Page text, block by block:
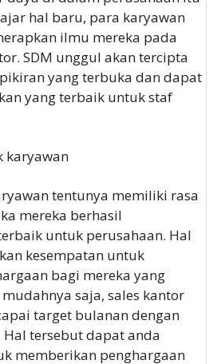
hal baru, para karyawan
ilmu mereka pada
SDM unggul akan tercipta
yang terbuka dan dapat
yang terbaik untuk staf
karyawan
tentunya memiliki rasa
mereka berhasil
untuk perusahaan. Hal
kesempatan untuk
bagi mereka yang
saja, sales kantor
target bulanan dengan
tersebut dapat anda
memberikan penghargaan